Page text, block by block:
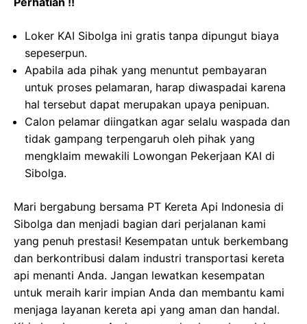
Loker KAI Sibolga ini gratis tanpa dipungut biaya
sepeserpun.
Apabila ada pihak yang menuntut pembayaran
untuk proses pelamaran, harap diwaspadai karena
hal tersebut dapat merupakan upaya penipuan.
Calon pelamar diingatkan agar selalu waspada dan
tidak gampang terpengaruh oleh pihak yang
mengklaim mewakili Lowongan Pekerjaan KAI di
Sibolga.
Mari bergabung bersama PT Kereta Api Indonesia di
Sibolga dan menjadi bagian dari perjalanan kami
yang penuh prestasi! Kesempatan untuk berkembang
dan berkontribusi dalam industri transportasi kereta
api menanti Anda. Jangan lewatkan kesempatan
untuk meraih karir impian Anda dan membantu kami
menjaga layanan kereta api yang aman dan handal.